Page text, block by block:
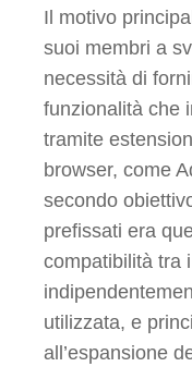
Il motivo
suoi membri a
necessità di
funzionalità che
tramite
browser, come
secondo
prefissati era
compatibilità tra
utilizzata, e
all’espansione